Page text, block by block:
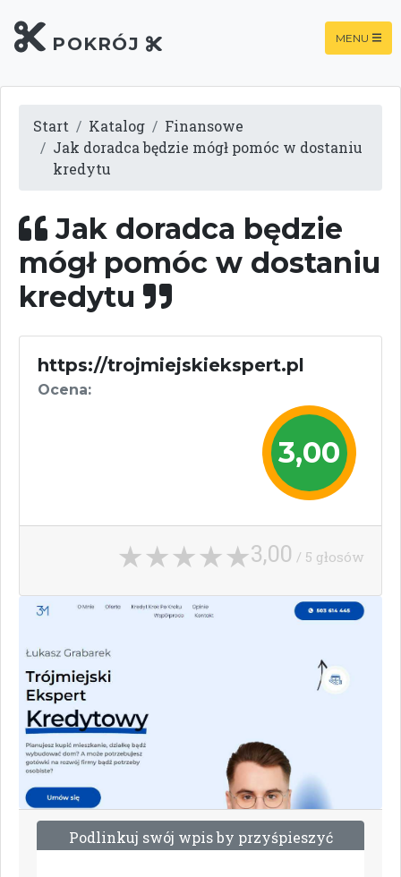
POKRÓJ MENU
Start Katalog
Finansowe
Jak doradca będzie mógł pomóc w dostaniu
kredytu
Jak doradca będzie
mógł pomóc w dostaniu
kredytu
https://trojmiejskiekspert.pl
Ocena:
3,00
3,00 / 5 głosów
Podlinkuj swój wpisby przyśpieszyć